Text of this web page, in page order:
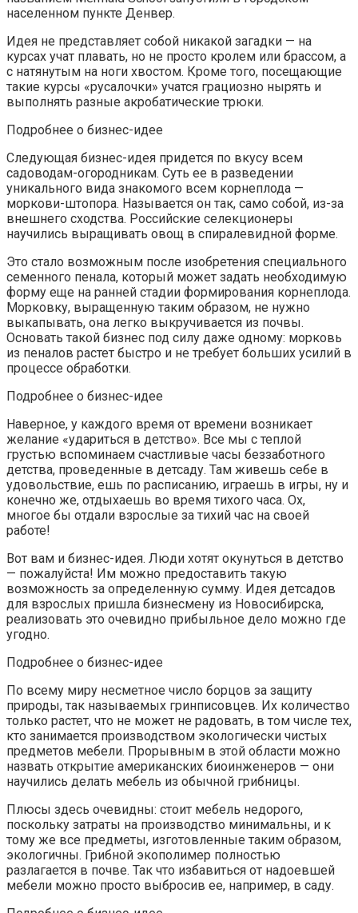
населенном пункте Денвер.
Идея не представляет собой никакой загадки — на
курсах учат плавать, но не просто кролем или брассом, а
с натянутым на ноги хвостом. Кроме того, посещающие
такие курсы «русалочки» учатся грациозно нырять и
выполнять разные акробатические трюки.
Подробнее о бизнес-идее
Следующая бизнес-идея придется по вкусу всем
садоводам-огородникам. Суть ее в разведении
уникального вида знакомого всем корнеплода —
моркови-штопора. Называется он так, само собой, из-за
внешнего сходства. Российские селекционеры
научились выращивать овощ в спиралевидной форме.
Это стало возможным после изобретения специального
семенного пенала, который может задать необходимую
форму еще на ранней стадии формирования корнеплода.
Морковку, выращенную таким образом, не нужно
выкапывать, она легко выкручивается из почвы.
Основать такой бизнес под силу даже одному: морковь
из пеналов растет быстро и не требует больших усилий в
процессе обработки.
Подробнее о бизнес-идее
Наверное, у каждого время от времени возникает
желание «удариться в детство». Все мы с теплой
грустью вспоминаем счастливые часы беззаботного
детства, проведенные в детсаду. Там живешь себе в
удовольствие, ешь по расписанию, играешь в игры, ну и
конечно же, отдыхаешь во время тихого часа. Ох,
многое бы отдали взрослые за тихий час на своей
работе!
Вот вам и бизнес-идея. Люди хотят окунуться в детство
— пожалуйста! Им можно предоставить такую
возможность за определенную сумму. Идея детсадов
для взрослых пришла бизнесмену из Новосибирска,
реализовать это очевидно прибыльное дело можно где
угодно.
Подробнее о бизнес-идее
По всему миру несметное число борцов за защиту
природы, так называемых гринписовцев. Их количество
только растет, что не может не радовать, в том числе тех,
кто занимается производством экологически чистых
предметов мебели. Прорывным в этой области можно
назвать открытие американских биоинженеров — они
научились делать мебель из обычной грибницы.
Плюсы здесь очевидны: стоит мебель недорого,
поскольку затраты на производство минимальны, и к
тому же все предметы, изготовленные таким образом,
экологичны. Грибной экополимер полностью
разлагается в почве. Так что избавиться от надоевшей
мебели можно просто выбросив ее, например, в саду.